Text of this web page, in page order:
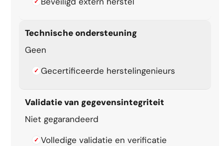
Technische ondersteuning
Geen
✓ Gecertificeerde herstelingenieurs
Validatie van gegevensintegriteit
Niet gegarandeerd
✓ Volledige validatie en verificatie